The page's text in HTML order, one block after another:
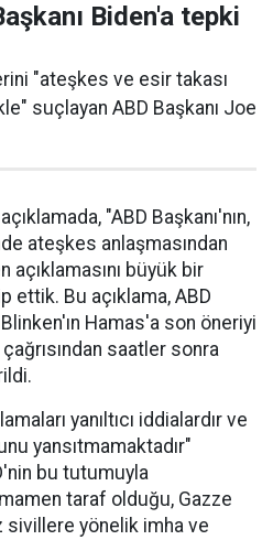
Biden'a tepki
"ateşkes ve esir takası
suçlayan ABD Başkanı Joe
"ABD Başkanı'nın,
ateşkes anlaşmasından
açıklamasını büyük bir
ettik. Bu açıklama, ABD
Hamas'a son öneriyi
saatler sonra
yanıltıcı iddialardır ve
yansıtmamaktadır"
bu tutumuyla
taraf olduğu, Gazze
sivillere yönelik imha ve